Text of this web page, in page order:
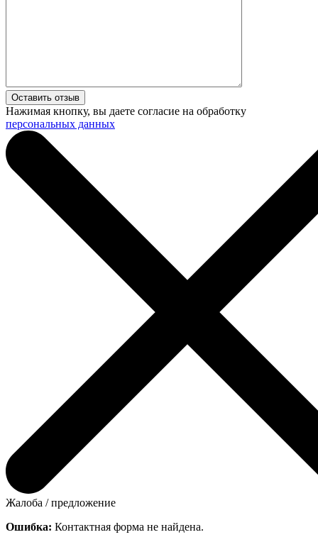
Нажимая кнопку, вы даете согласие на обработку
персональных данных
Жалоба / предложение
Ошибка: Контактная форма не найдена.